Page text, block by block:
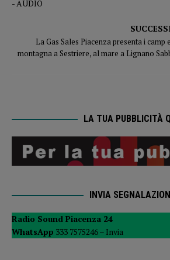
La Gas Sales Piacenza presenta i camp
montagna a Sestriere, al mare a Lignano
LA TUA PUBBLICITÀ
INVIA SEGNALAZIONI
Radio Sound Piacenza 24
WhatsApp 333 7575246 – Invia